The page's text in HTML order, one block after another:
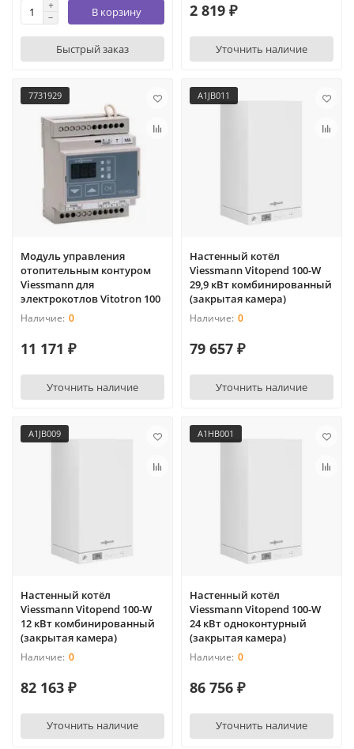
В корзину
Быстрый заказ
2 819 ₽
Уточнить наличие
7731929
Модуль управления
отопительным контуром
Viessmann для
электрокотлов Vitotron 100
0
11 171 ₽
Уточнить наличие
A1JB011
Настенный котёл
Viessmann Vitopend 100-W
29,9 кВт комбинированный
(закрытая камера)
0
79 657 ₽
Уточнить наличие
A1JB009
Настенный котёл
Viessmann Vitopend 100-W
12 кВт комбинированный
(закрытая камера)
0
82 163 ₽
Уточнить наличие
A1HB001
Настенный котёл
Viessmann Vitopend 100-W
24 кВт одноконтурный
(закрытая камера)
0
86 756 ₽
Уточнить наличие